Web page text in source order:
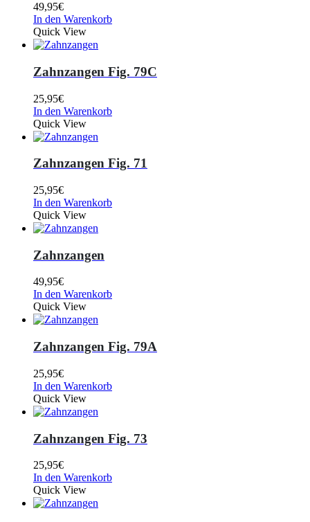
49,95€
In den Warenkorb
Quick View
Zahnzangen Fig. 79C
25,95€
In den Warenkorb
Quick View
Zahnzangen Fig. 71
25,95€
In den Warenkorb
Quick View
Zahnzangen
49,95€
In den Warenkorb
Quick View
Zahnzangen Fig. 79A
25,95€
In den Warenkorb
Quick View
Zahnzangen Fig. 73
25,95€
In den Warenkorb
Quick View